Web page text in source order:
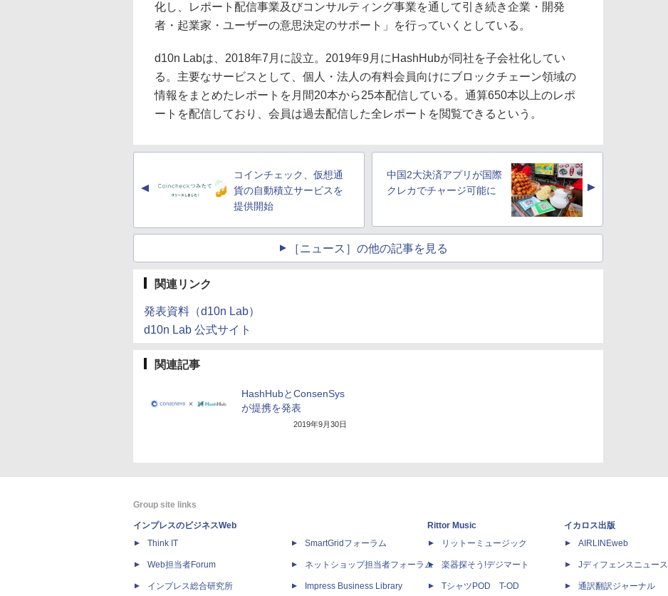
化し、レポート配信事業及びコンサルティング事業を通して引き続き企業・開発
者・起業家・ユーザーの意思決定のサポート」を行っていくとしている。
d10n Labは、2018年7月に設立。2019年9月にHashHubが同社を子会社化してい
る。主要なサービスとして、個人・法人の有料会員向けにブロックチェーン領域の
情報をまとめたレポートを月間20本から25本配信している。通算650本以上のレポ
ートを配信しており、会員は過去配信した全レポートを閲覧できるという。
▲
コインチェック、仮想通
貨の自動積立サービスを
提供開始
中国2大決済アプリが国際
クレカでチャージ可能に
▲
［ニュース］の他の記事を見る
関連リンク
発表資料（d10n Lab）
d10n Lab 公式サイト
関連記事
HashHubとConsenSys
が提携を発表
2019年9月30日
Group site links
インプレスのビジネスWeb
Think IT
Web担当者Forum
インプレス総合研究所
SmartGridフォーラム
ネットショップ担当者フォーラム
Impress Business Library
Rittor Music
リットーミュージック
楽器探そう!デジマート
TシャツPOD T-OD
イカロス出版
AIRLINEweb
Jディフェンスニュース
通訳翻訳ジャーナル